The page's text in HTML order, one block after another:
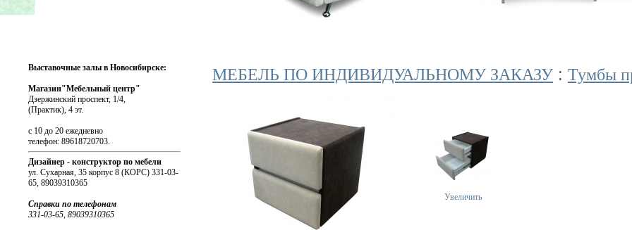
Выставочные залы в Новосибирске:
Магазин"Мебельный центр"
Дзержинский проспект, 1/4,
(Практик), 4 эт.
с 10 до 20 ежедневно
телефон: 89618720703.
Дизайнер - конструктор по мебели
ул. Сухарная, 35 корпус 8 (КОРС) 331-03-
65, 89039310365
Справки по телефонам
331-03-65, 89039310365
МЕБЕЛЬ ПО ИНДИВИДУАЛЬНОМУ ЗАКАЗУ : Тумбы
Увеличить